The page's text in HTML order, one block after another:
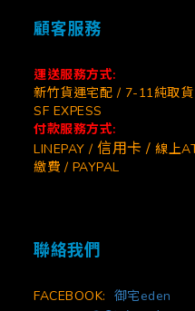
顧客服務
運送服務方式:
新竹貨運宅配 / 7-11純取
SF EXPESS
付款服務方式:
LINEPAY / 信用卡 / 線上
繳費 / PAYPAL
聯絡我們
FACEBOOK: 御宅eden